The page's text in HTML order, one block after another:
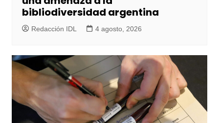
bibliodiversidad argentina
Redacción IDL 4 agosto, 2026